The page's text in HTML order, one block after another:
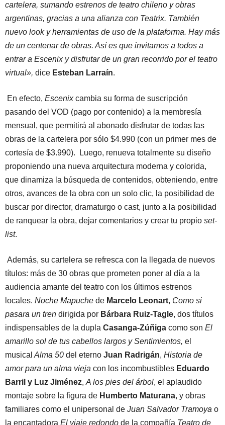
cartelera, sumando estrenos de teatro chileno y obras
argentinas, gracias a una alianza con Teatrix. También
nuevo look y herramientas de uso de la plataforma. Hay más
de un centenar de obras. Así es que invitamos a todos a
entrar a Escenix y disfrutar de un gran recorrido por el teatro
virtual», dice Esteban Larraín.
En efecto, Escenixcambia su forma de suscripción
pasando del VOD (pago por contenido) a la membresía
mensual, que permitirá al abonado disfrutar de todas las
obras de la cartelera por sólo $4.990 (con un primer mes de
cortesía de $3.990). Luego, renueva totalmente su diseño
proponiendo una nueva arquitectura moderna y colorida,
que dinamiza la búsqueda de contenidos, obteniendo, entre
otros, avances de la obra con un solo clic, la posibilidad de
buscar por director, dramaturgo o cast, junto a la posibilidad
de ranquear la obra, dejar comentarios y crear tu propio set-
list.
Además, su cartelera se refresca con la llegada de nuevos
títulos: más de 30 obras que prometen poner al día a la
audiencia amante del teatro con los últimos estrenos
locales. Noche Mapuche de Marcelo Leonart, Como si
pasara un tren dirigida por Bárbara Ruiz-Tagle, dos títulos
indispensables de la dupla Casanga-Zúñiga como son El
amarillo sol de tus cabellos largos y Sentimientos, el
musical Alma 50 del eterno Juan Radrigán, Historia de
amor para un alma vieja con los incombustibles Eduardo
Barril y Luz Jiménez, A los pies del árbol, el aplaudido
montaje sobre la figura de Humberto Maturana, y obras
familiares como el unipersonal de Juan Salvador Tramoya o
la encantadora El viaje redondo de la compañía Teatro de